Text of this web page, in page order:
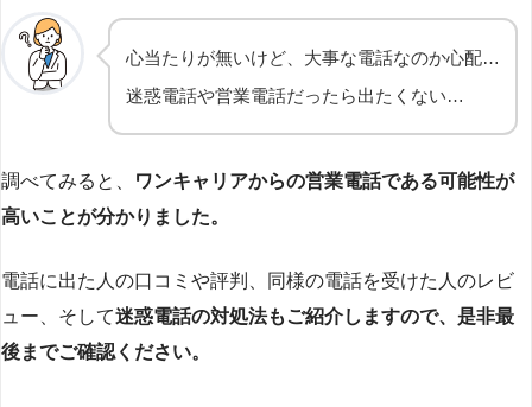
心当たりが無いけど、大事な電話なのか心配…
迷惑電話や営業電話だったら出たくない…
調べてみると、
ワンキャリアからの営業電話である可能性が
高いことが分かりました。
電話に出た人の口コミや評判、同様の電話を受けた人のレビ
ュー、そして迷惑電話の対処法もご紹介しますので、是非最
後までご確認ください。